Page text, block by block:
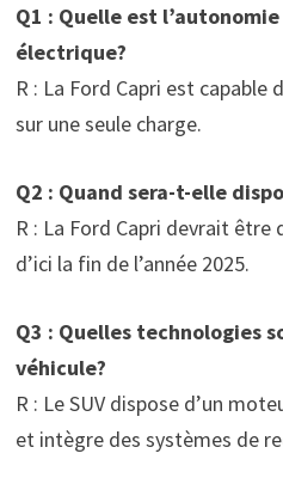
Q1 : Quelle est
électrique?
R : La Ford Capri est capable
sur une seule charge.
Q2 : Quand sera-t-elle
R : La Ford Capri devrait être
d’ici la fin de l’année 2025.
Q3 : Quelles technologies
véhicule?
R : Le SUV dispose d’un
et intègre des systèmes de